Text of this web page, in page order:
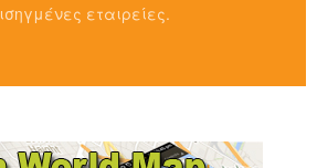
εταιρείες.